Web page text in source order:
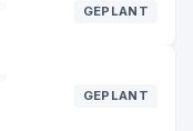
GEPLANT
GEPLANT